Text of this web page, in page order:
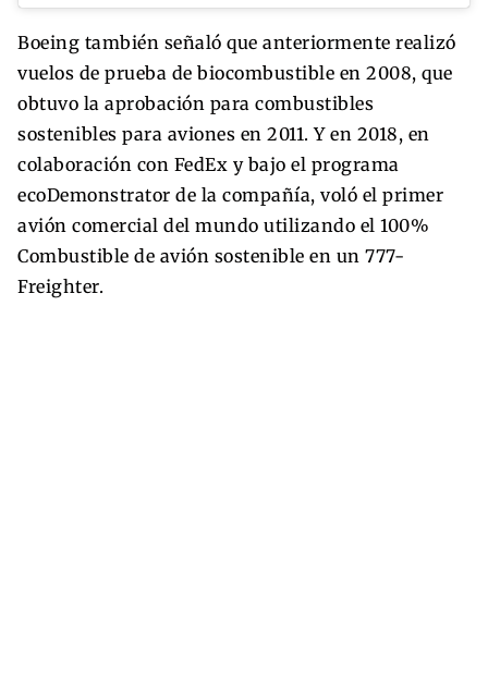
Boeing también señaló que anteriormente realizó
vuelos de prueba de biocombustible en 2008, que
obtuvo la aprobación para combustibles
sostenibles para aviones en 2011. Y en 2018, en
colaboración con FedEx y bajo el programa
ecoDemonstrator de la compañía, voló el primer
avión comercial del mundo utilizando el 100%
Combustible de avión sostenible en un 777-
Freighter.